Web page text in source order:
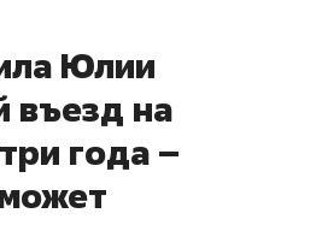
Юлии
въезд на
года –